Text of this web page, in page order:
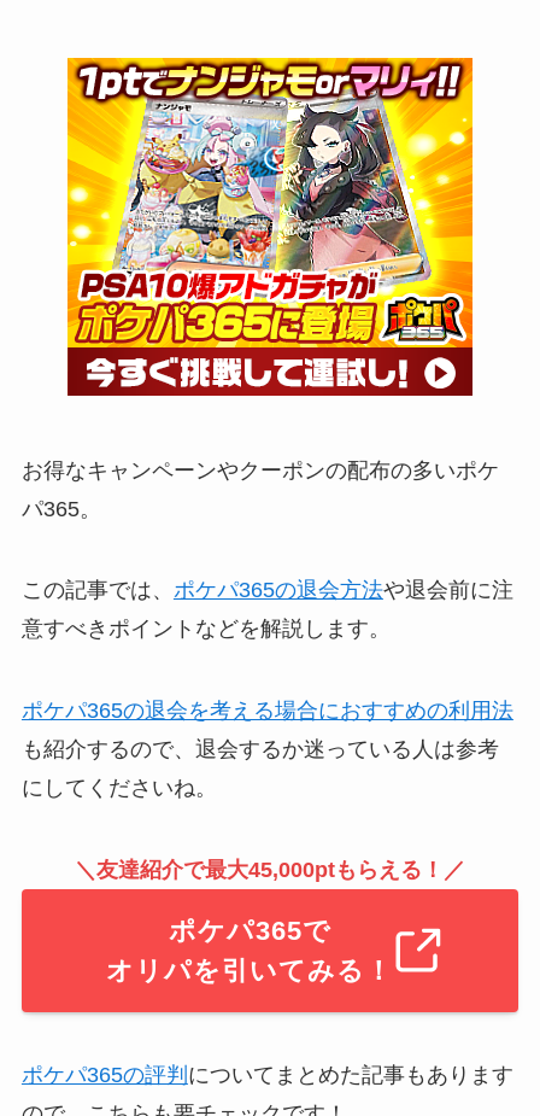
お得なキャンペーンやクーポンの配布の多いポケ
パ365。
この記事では、 ポケパ365の退会方法や退会前に注
意すべきポイントなどを解説します。
ポケパ365の退会を考える場合におすすめの利用法
も紹介するので、退会するか迷っている人は参考
にしてくださいね。
＼友達紹介で最大45,000ptもらえる！／
ポケパ365で
オリパを引いてみる！
ポケパ365の評判 についてまとめた記事もあります